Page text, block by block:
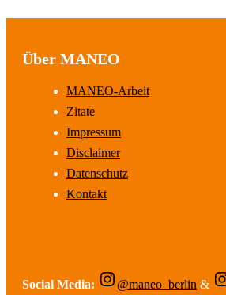
Über MANEO
MANEO-Arbeit
Zitate
Impressum
Disclaimer
Datenschutz
Kontakt
Social Media: @maneo_berlin &